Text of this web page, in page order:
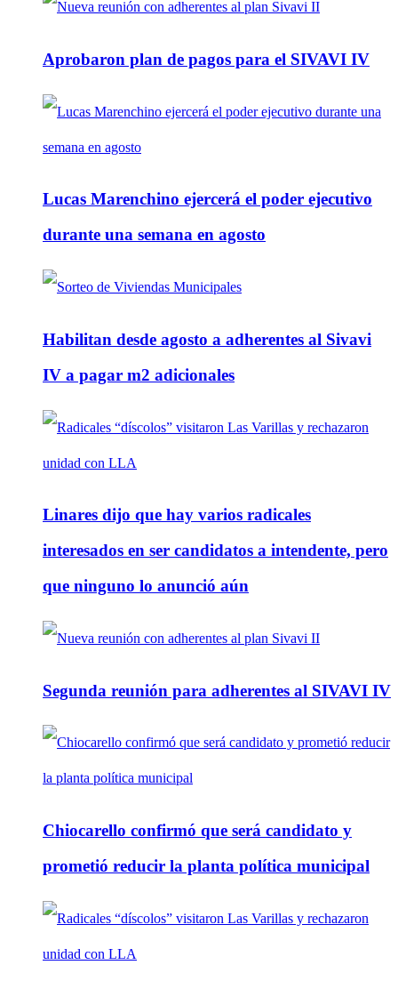
Aprobaron plan de pagos para el SIVAVI IV
Lucas Marenchino ejercerá el poder ejecutivo
durante una semana en agosto
Habilitan desde agosto a adherentes al Sivavi
IV a pagar m2 adicionales
Linares dijo que hay varios radicales
interesados en ser candidatos a intendente, pero
que ninguno lo anunció aún
Segunda reunión para adherentes al SIVAVI IV
Chiocarello confirmó que será candidato y
prometió reducir la planta política municipal